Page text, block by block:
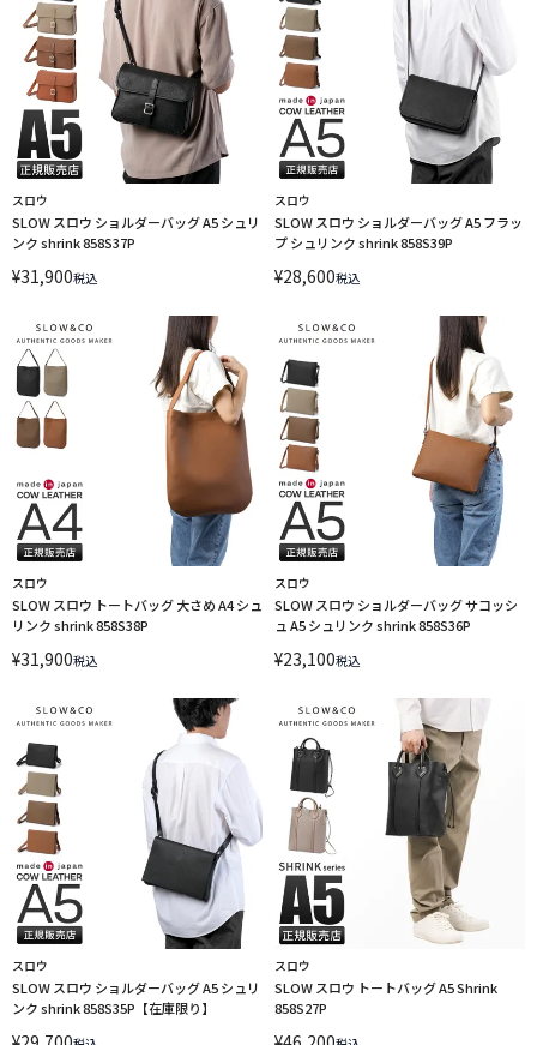
スロウ
SLOW スロウ ショルダーバッグ A5 シュリ
ンク shrink 858S37P
¥31,900税込
スロウ
SLOW スロウ ショルダーバッグ A5 フラッ
プ シュリンク shrink 858S39P
¥28,600税込
スロウ
SLOW スロウ トートバッグ 大さめ A4 シュ
リンク shrink 858S38P
¥31,900税込
スロウ
SLOW スロウ ショルダーバッグ サコッシ
ュ A5 シュリンク shrink 858S36P
¥23,100税込
スロウ
SLOW スロウ ショルダーバッグ A5 シュリ
ンク shrink 858S35P【在庫限り】
スロウ
SLOW スロウ トートバッグ A5 Shrink
858S27P